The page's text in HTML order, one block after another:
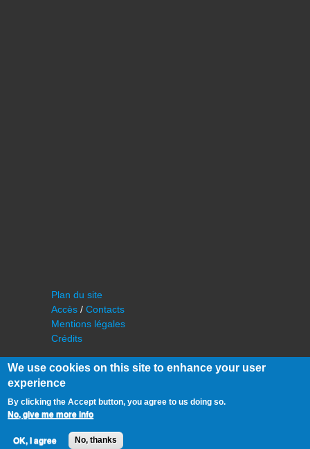
Plan du site
Accès / Contacts
Mentions légales
Crédits
©IAS - Institut d'Astrophysique Spatiale
Université Paris Sud, Bâtiment 121
We use cookies on this site to enhance your user
experience
By clicking the Accept button, you agree to us doing so.
No, give me more info
OK, I agree No, thanks